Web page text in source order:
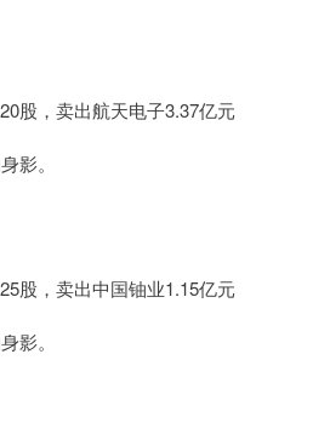
股，卖出航天电子3.37亿元
影。
股，卖出中国铀业1.15亿元
影。